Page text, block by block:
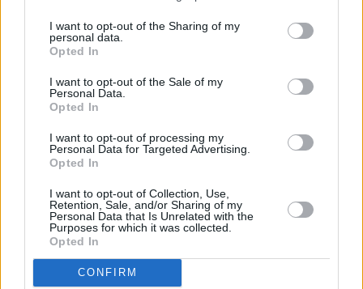
I want to opt-out of the Sharing of my
personal data.
Opted In
I want to opt-out of the Sale of my
Personal Data.
Opted In
I want to opt-out of processing my
Personal Data for Targeted Advertising.
Opted In
I want to opt-out of Collection, Use,
Retention, Sale, and/or Sharing of my
Personal Data that Is Unrelated with the
Purposes for which it was collected.
Opted In
CONFIRM
Spennende sirupskake, som ikke er så veldig søt.
Kjempegod varm og nystekt!